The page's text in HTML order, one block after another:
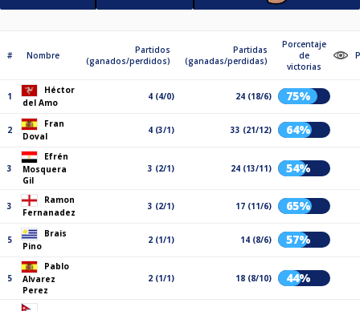
# Nombre
Partidos
(ganados/perdidos)
Partidas
(ganadas/perdidas)
Porcentaje
de
victorias
1
Héctor
del Amo
4 (4/0) 24 (18/6) 75%
2
Fran
Doval
4 (3/1) 33 (21/12) 64%
3
Efrén
Mosquera
Gil
3 (2/1) 24 (13/11) 54%
3
Ramon
Fernanadez
3 (2/1) 17 (11/6) 65%
5
Brais
Pino
2 (1/1) 14 (8/6) 57%
5
Pablo
Alvarez
Perez
2 (1/1) 18 (8/10) 44%